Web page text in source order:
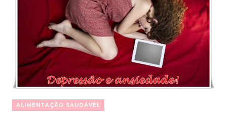
ALIMENTAÇÃO SAUDÁVEL